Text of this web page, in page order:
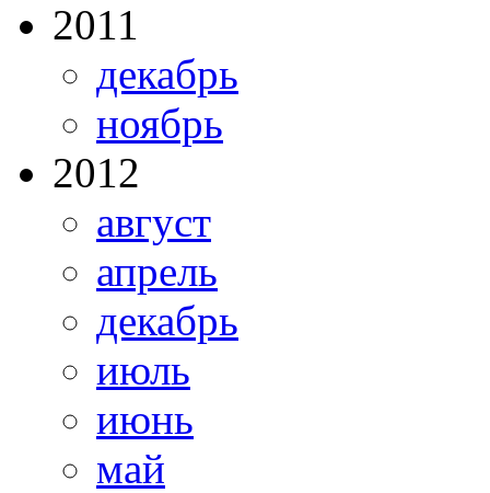
2011
декабрь
ноябрь
2012
август
апрель
декабрь
июль
июнь
май